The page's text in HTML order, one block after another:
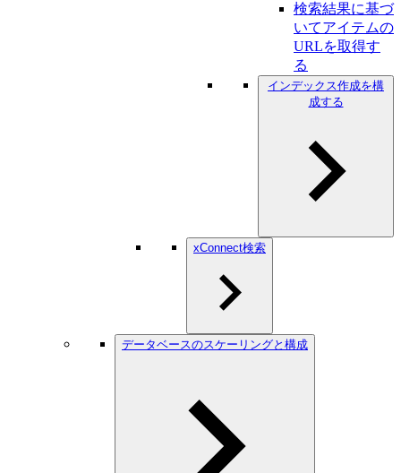
検索結果に基づ
いてアイテムの
URLを取得す
る
インデックス作成を構
成する
xConnect検索
データベースのスケーリングと構成